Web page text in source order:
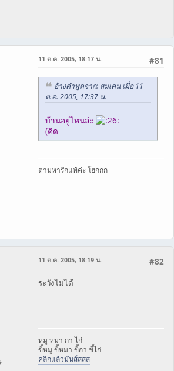
#81
11 ต.ค. 2005, 18:17 น.
อ้างคำพูดจาก: สมเคน เมื่อ 11
ต.ค. 2005, 17:37 น.
บ้านอยู่ไหนล่ะ
(คิด
ตามหารักแท้ค่ะ โฮกกก
#82
11 ต.ค. 2005, 18:19 น.
ระวังไม่ได้
หมู หมา กา ไก่
ขี้หมู ขี้หมา ขี้กา ขึ้ไก่
คลิกแล้วมันส์สสส